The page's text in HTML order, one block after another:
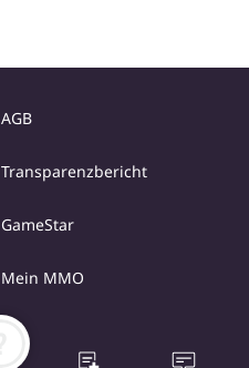
AGB
Transparenzbericht
GameStar
Mein MMO